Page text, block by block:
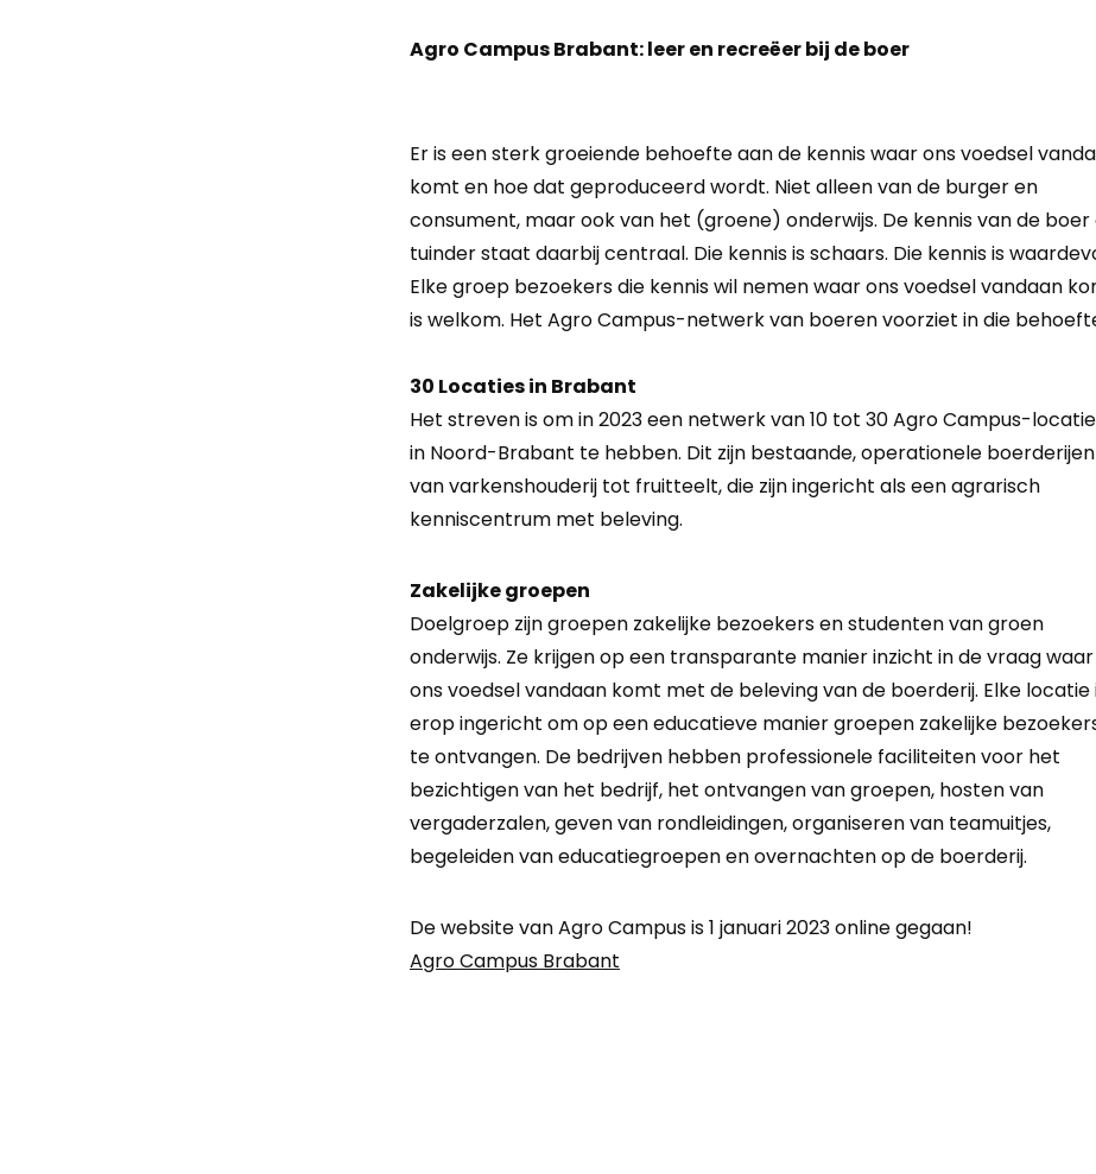
Agro Campus Brabant: leer en recreëer bij de boer
Er is een sterk groeiende behoefte aan de kennis waar ons voedsel
komt en hoe dat geproduceerd wordt. Niet alleen van de burger en
consument, maar ook van het (groene) onderwijs. De kennis van de boer
tuinder staat daarbij centraal. Die kennis is schaars. Die kennis is
Elke groep bezoekers die kennis wil nemen waar ons voedsel vandaan
is welkom. Het Agro Campus-netwerk van boeren voorziet in die
30 Locaties in Brabant
Het streven is om in 2023 een netwerk van 10 tot 30 Agro Campus-
in Noord-Brabant te hebben. Dit zijn bestaande, operationele boerderijen
van varkenshouderij tot fruitteelt, die zijn ingericht als een agrarisch
kenniscentrum met beleving.
Zakelijke groepen
Doelgroep zijn groepen zakelijke bezoekers en studenten van groen
onderwijs. Ze krijgen op een transparante manier inzicht in de vraag waar
ons voedsel vandaan komt met de beleving van de boerderij. Elke locatie
erop ingericht om op een educatieve manier groepen zakelijke
te ontvangen. De bedrijven hebben professionele faciliteiten voor het
bezichtigen van het bedrijf, het ontvangen van groepen, hosten van
vergaderzalen, geven van rondleidingen, organiseren van teamuitjes,
begeleiden van educatiegroepen en overnachten op de boerderij.
De website van Agro Campus is 1 januari 2023 online gegaan!
Agro Campus Brabant